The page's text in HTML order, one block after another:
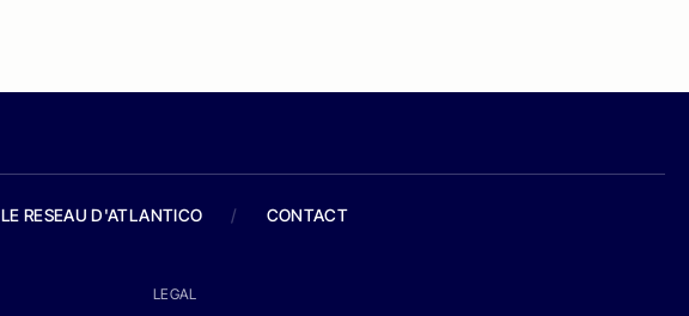
LE RESEAU D'ATLANTICO / CONTACT
LEGAL